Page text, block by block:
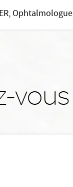
Ophtalmologue
vous